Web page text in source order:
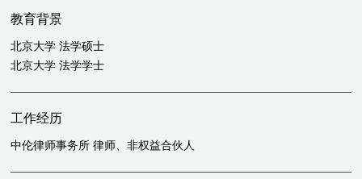
教育背景
北京大学 法学硕士
北京大学 法学学士
工作经历
中伦律师事务所 律师、非权益合伙人